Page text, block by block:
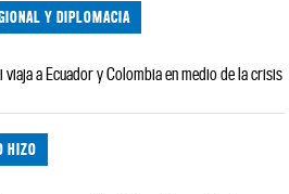
Y DIPLOMACIA
viaja a Ecuador y Colombia en medio de la crisis
HIZO